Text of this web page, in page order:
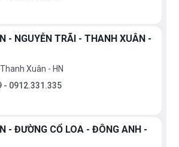
- NGUYỄN TRÃI - THANH XUÂN -
Xuân - HN
- 0912.331.335
- ĐƯỜNG CỔ LOA - ĐÔNG ANH -